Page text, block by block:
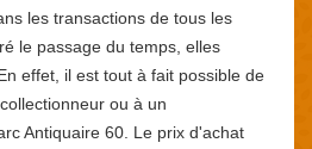
les transactions de tous les
le passage du temps, elles
effet, il est tout à fait possible de
ou à un
Antiquaire 60. Le prix d'achat